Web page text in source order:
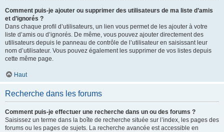
Comment puis-je ajouter ou supprimer des utilisateurs de ma liste d’amis
et d’ignorés ?
Dans chaque profil d’utilisateurs, un lien vous permet de les ajouter à votre
liste d’amis ou d’ignorés. De même, vous pouvez ajouter directement des
utilisateurs depuis le panneau de contrôle de l’utilisateur en saisissant leur
nom d’utilisateur. Vous pouvez également les supprimer de vos listes depuis
cette même page.
Haut
Recherche dans les forums
Comment puis-je effectuer une recherche dans un ou des forums ?
Saisissez un terme dans la boîte de recherche située sur l’index, les pages des
forums ou les pages de sujets. La recherche avancée est accessible en